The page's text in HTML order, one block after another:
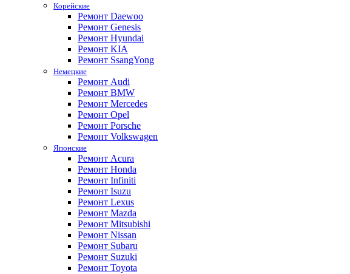
Корейские
Ремонт Daewoo
Ремонт Genesis
Ремонт Hyundai
Ремонт KIA
Ремонт SsangYong
Немецкие
Ремонт Audi
Ремонт BMW
Ремонт Mercedes
Ремонт Opel
Ремонт Porsche
Ремонт Volkswagen
Японские
Ремонт Acura
Ремонт Honda
Ремонт Infiniti
Ремонт Isuzu
Ремонт Lexus
Ремонт Mazda
Ремонт Mitsubishi
Ремонт Nissan
Ремонт Subaru
Ремонт Suzuki
Ремонт Toyota